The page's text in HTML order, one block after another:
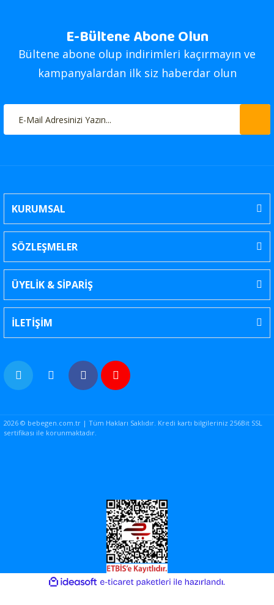
E-Bültene Abone Olun
Bültene abone olup indirimleri kaçırmayın ve
kampanyalardan ilk siz haberdar olun
KURUMSAL
SÖZLEŞMELER
ÜYELİK & SİPARİŞ
İLETİŞİM
2026 © bebegen.com.tr | Tüm Hakları Saklıdır. Kredi kartı bilgileriniz 256Bit SSL
sertifikası ile korunmaktadır.
ideasoft
e-